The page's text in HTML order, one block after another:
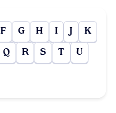
F G H I J K
Q R S T U